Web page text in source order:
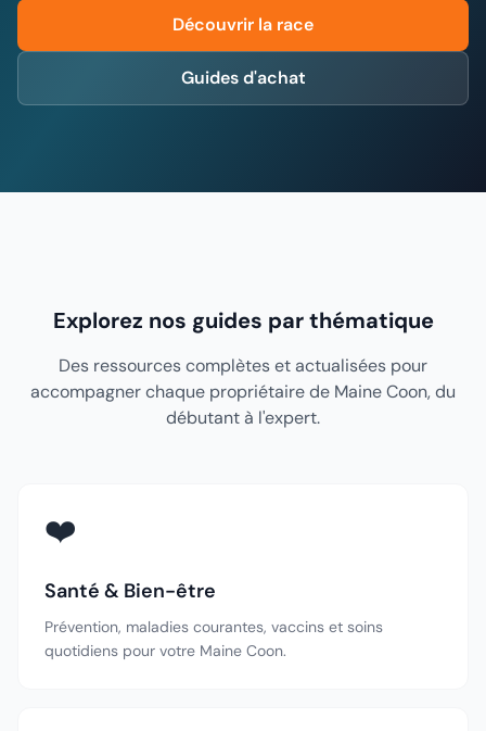
Découvrir la race
Guides d'achat
Explorez nos guides par thématique
Des ressources complètes et actualisées pour
accompagner chaque propriétaire de Maine Coon, du
débutant à l'expert.
❤️
Santé & Bien-être
Prévention, maladies courantes, vaccins et soins
quotidiens pour votre Maine Coon.